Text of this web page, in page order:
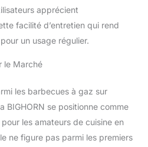
apprécient
facilité d’entretien qui rend
un usage régulier.
le Marché
les barbecues à gaz sur
BIGHORN se positionne comme
les amateurs de cuisine en
ne figure pas parmi les premiers